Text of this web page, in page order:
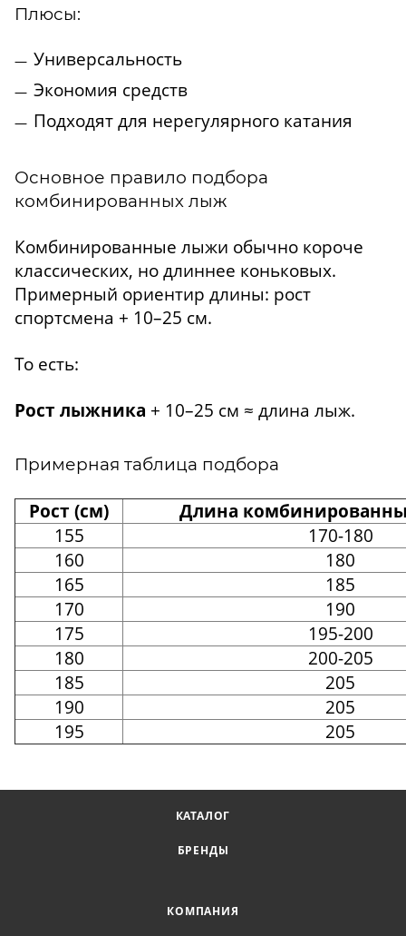
Плюсы:
Универсальность
Экономия средств
Подходят для нерегулярного катания
Основное правило подбора
комбинированных лыж
Комбинированные лыжи обычно короче
классических, но длиннее коньковых.
Примерный ориентир длины: рост
спортсмена + 10–25 см.
То есть:
Рост лыжника + 10–25 см ≈ длина лыж.
Примерная таблица подбора
Рост (см)
Длина
155
170-180
160
180
165
185
170
190
175
195-200
180
200-205
185
205
190
205
195
205
КАТАЛОГ
БРЕНДЫ
КОМПАНИЯ